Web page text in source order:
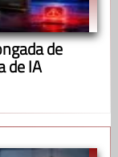
de
de IA